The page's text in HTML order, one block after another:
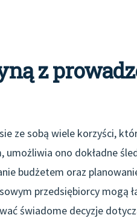
z
ze sobą wiele korzyści,
ono dokładne
budżetem oraz
przedsiębiorcy mogą
świadome decyzje